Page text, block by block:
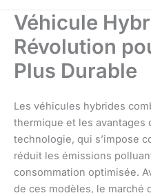
Véhicule
Révolution
Plus Durable
Les véhicules hybrides
thermique et les avantages
technologie, qui s’impose
réduit les émissions
consommation optimisée.
de ces modèles, le marché